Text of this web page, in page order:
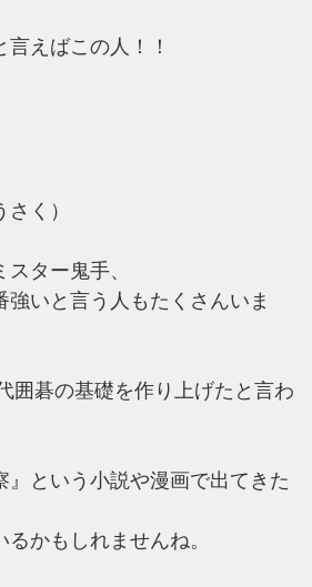
えばこの人！！
さく）
ター鬼手、
強いと言う人もたくさんいま
囲碁の基礎を作り上げたと言わ
』という小説や漫画で出てきた
かもしれませんね。